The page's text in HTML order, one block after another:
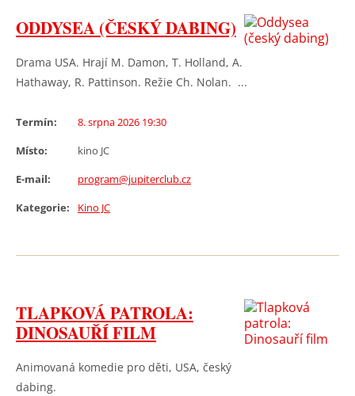
ODDYSEA (ČESKÝ DABING)
Drama USA. Hrají M. Damon, T. Holland, A.
Hathaway, R. Pattinson. Režie Ch. Nolan. ...
Termín:
8. srpna 2026 19:30
Místo:
kino JC
E-mail:
program@jupiterclub.cz
Kategorie:
Kino JC
TLAPKOVÁ PATROLA:
DINOSAUŘÍ FILM
Animovaná komedie pro děti, USA, český
dabing.